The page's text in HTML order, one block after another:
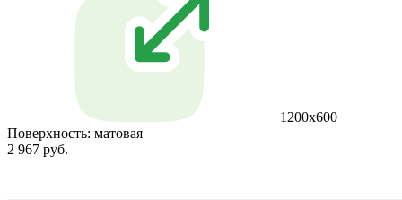
1200x600
Поверхность: матовая
2 967 руб.